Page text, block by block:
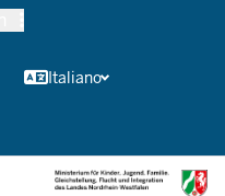
Italiano